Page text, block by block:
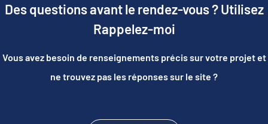
Des questions avant le rendez-vous ? Utilisez
Rappelez-moi
Vous avez besoin de renseignements précis sur votre projet et
ne trouvez pas les réponses sur le site ?